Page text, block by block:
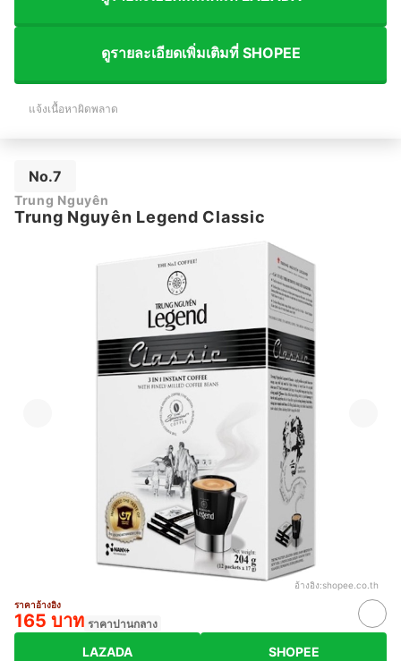
ดูรายละเอียดเพิ่มเติมที่ SHOPEE
แจ้งเนื้อหาผิดพลาด
No.7
Trung Nguyên
Trung Nguyên Legend Classic
อ้างอิง:shopee.co.th
ราคาอ้างอิง
165 บาท ราคาปานกลาง
LAZADA SHOPEE